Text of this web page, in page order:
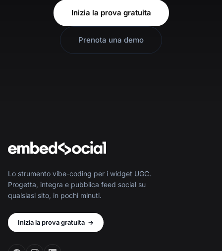
Inizia la prova gratuita
Prenota una demo
Lo strumento vibe-coding per i widget UGC.
Progetta, integra e pubblica feed social su
qualsiasi sito, in pochi minuti.
Inizia la prova gratuita →